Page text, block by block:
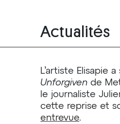
Actualités
L’artiste Elisapie
Unforgiven de
le journaliste
cette reprise et
entrevue.